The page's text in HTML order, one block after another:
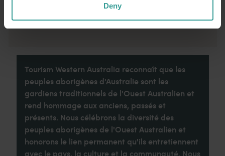
Deny
Tourism Western Australia reconnaît que les
peuples aborigènes d'Australie sont les
gardiens traditionnels de l'Ouest Australien et
rend hommage aux anciens, passés et
présents. Nous célébrons la diversité des
peuples aborigènes de l'Ouest Australien et
honorons le lien permanent qu'ils entretiennent
avec le pays, la culture et la communauté. Nous